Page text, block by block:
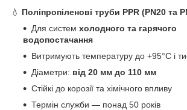
💧 Поліпропіленові труби PPR (PN20 та
Для систем холодного та гарячого
водопостачання
Витримують температуру до +95°C і
Діаметри: від 20 мм до 110 мм
Стійкі до корозії та хімічного впливу
Термін служби — понад 50 років